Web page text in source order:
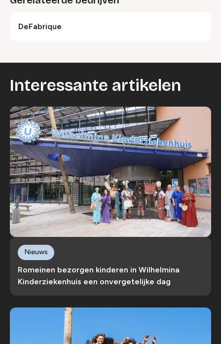
DeFabrique
Interessante artikelen
Romeinen bezorgen kinderen in Wilhelmina
Kinderziekenhuis een onvergetelijke dag
Nieuws